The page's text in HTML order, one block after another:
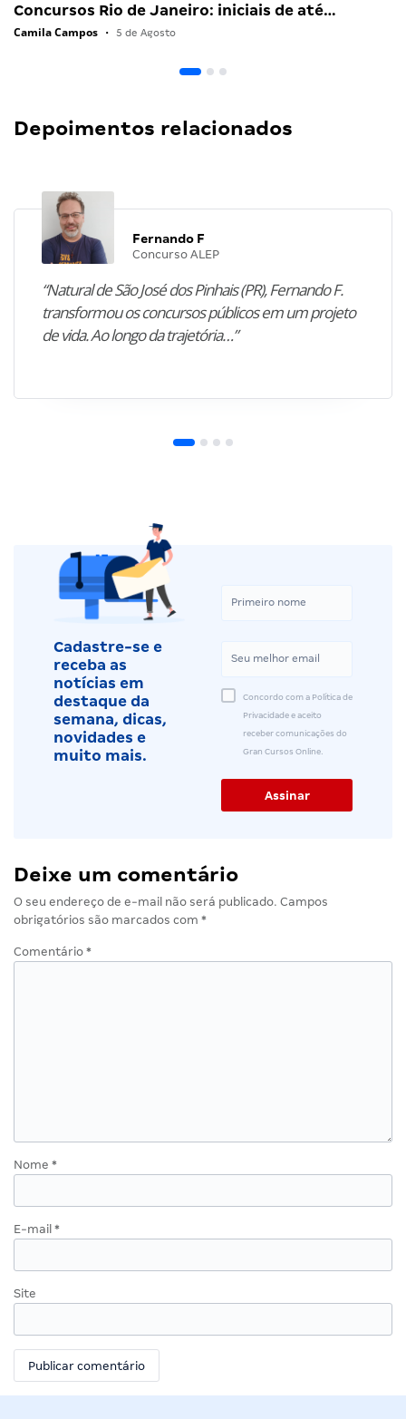
Concursos Rio de Janeiro: iniciais de até…
Camila Campos • 5 de Agosto
Depoimentos relacionados
Fernando F
Concurso ALEP
“Natural de São José dos Pinhais (PR), Fernando F.
transformou os concursos públicos em um projeto
de vida. Ao longo da trajetória…”
Cadastre-se e
receba as
notícias em
destaque da
semana, dicas,
novidades e
muito mais.
Concordo com a Política de
Privacidade e aceito
receber comunicações do
Gran Cursos Online.
Deixe um comentário
O seu endereço de e-mail não será publicado. Campos
obrigatórios são marcados com *
Comentário *
Nome *
E-mail *
Site